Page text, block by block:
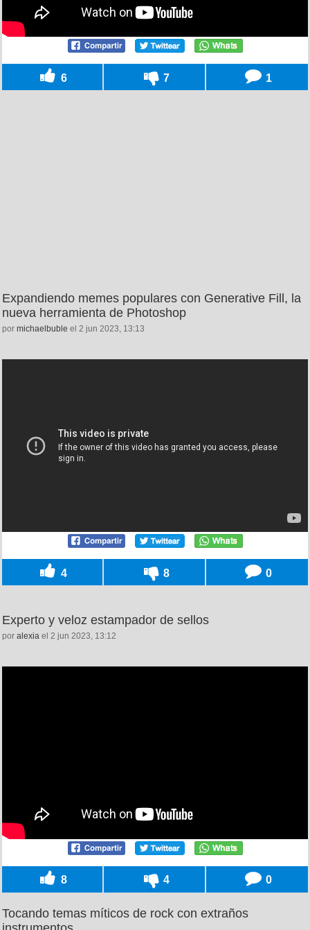
6 7 1
Expandiendo memes populares con Generative Fill, la
nueva herramienta de Photoshop
por michaelbuble el 2 jun 2023, 13:13
4 8 0
Experto y veloz estampador de sellos
por alexia el 2 jun 2023, 13:12
8 4 0
Tocando temas míticos de rock con extraños